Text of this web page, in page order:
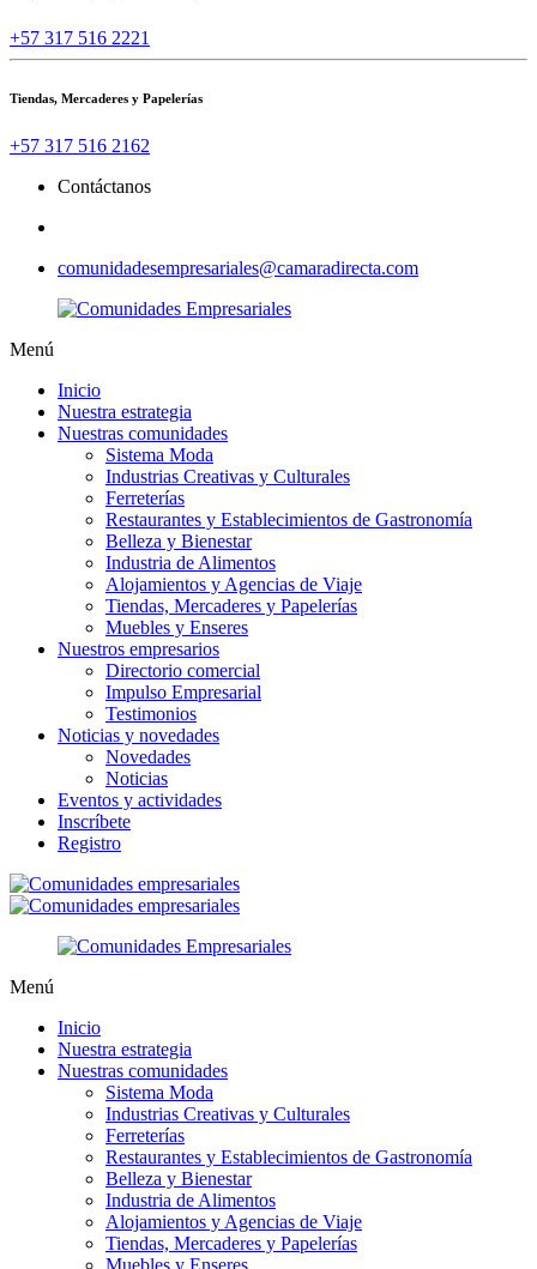
+57 317 516 2221
Tiendas, Mercaderes y Papelerías
+57 317 516 2162
Contáctanos
comunidadesempresariales@camaradirecta.com
Menú
Inicio
Nuestra estrategia
Nuestras comunidades
Sistema Moda
Industrias Creativas y Culturales
Ferreterías
Restaurantes y Establecimientos de Gastronomía
Belleza y Bienestar
Industria de Alimentos
Alojamientos y Agencias de Viaje
Tiendas, Mercaderes y Papelerías
Muebles y Enseres
Nuestros empresarios
Directorio comercial
Impulso Empresarial
Testimonios
Noticias y novedades
Novedades
Noticias
Eventos y actividades
Inscríbete
Registro
Menú
Inicio
Nuestra estrategia
Nuestras comunidades
Sistema Moda
Industrias Creativas y Culturales
Ferreterías
Restaurantes y Establecimientos de Gastronomía
Belleza y Bienestar
Industria de Alimentos
Alojamientos y Agencias de Viaje
Tiendas, Mercaderes y Papelerías
Muebles y Enseres